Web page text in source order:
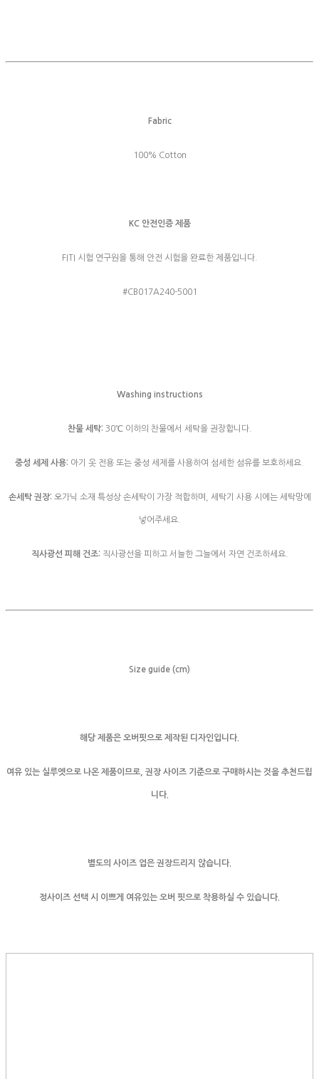
Fabric
100% Cotton
KC 안전인증 제품
FITI 시험 연구원을 통해 안전 시험을 완료한 제품입니다.
#CB017A240-5001
Washing instructions
찬물 세탁: 30℃ 이하의 찬물에서 세탁을 권장합니다.
중성 세제 사용: 아기 옷 전용 또는 중성 세제를 사용하여 섬세한 섬유를 보호하세요.
손세탁 권장: 오가닉 소재 특성상 손세탁이 가장 적합하며, 세탁기 사용 시에는 세탁망에
넣어주세요.
직사광선 피해 건조: 직사광선을 피하고 서늘한 그늘에서 자연 건조하세요.
Size guide (cm)
해당 제품은 오버핏으로 제작된 디자인입니다.
여유 있는 실루엣으로 나온 제품이므로, 권장 사이즈 기준으로 구매하시는 것을 추천드립
니다.
별도의 사이즈 업은 권장드리지 않습니다.
정사이즈 선택 시 이쁘게 여유있는 오버 핏으로 착용하실 수 있습니다.